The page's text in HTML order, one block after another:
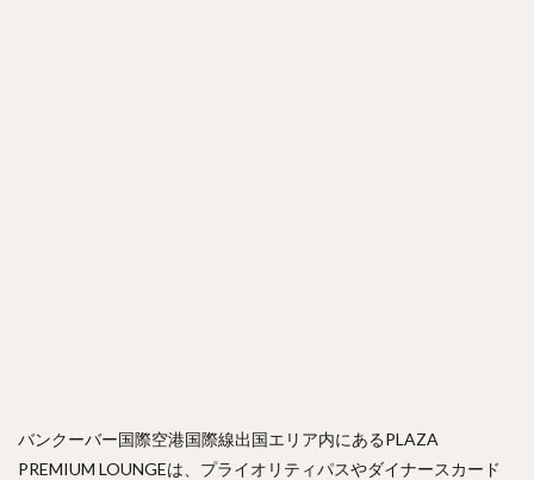
バンクーバー国際空港国際線出国エリア内にあるPLAZA
PREMIUM LOUNGEは、プライオリティパスやダイナースカード